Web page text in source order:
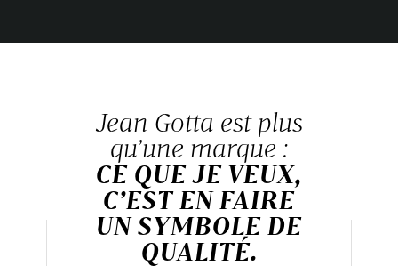
Jean Gotta est plus
qu’une marque :
CE QUE JE VEUX,
C’EST EN FAIRE
UN SYMBOLE DE
QUALITÉ.